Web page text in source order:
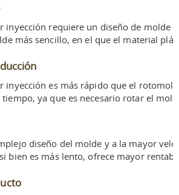
inyección requiere un diseño de molde
más sencillo, en el que el material
inyección es más rápido que el
tiempo, ya que es necesario rotar el
diseño del molde y a la mayor
bien es más lento, ofrece mayor